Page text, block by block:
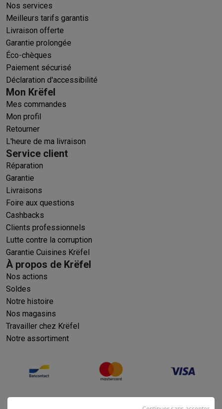
Nos services
Meilleurs tarifs garantis
Livraison offerte
Garantie prolongée
Éco-chèques
Paiement sécurisé
Déclaration d'accessibilité
Mon Krëfel
Mes commandes
Mon profil
Retourner
L'heure de ma livraison
Service client
Réparation
Garantie
Livraisons
Foire aux questions
Cashbacks
Clients professionnels
Lutte contre la corruption
Garantie Cuisines Krëfel
À propos de Krëfel
Nos actions
Soldes
Notre histoire
Nos magasins
Travailler chez Krëfel
Notre assortiment